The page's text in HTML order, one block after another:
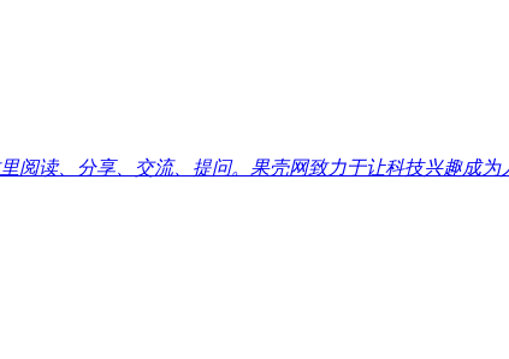
读、分享、交流、提问。果壳网致力于让科技兴趣成为